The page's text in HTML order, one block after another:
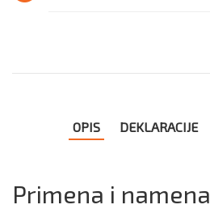
OPIS DEKLARACIJE
Primena i namena